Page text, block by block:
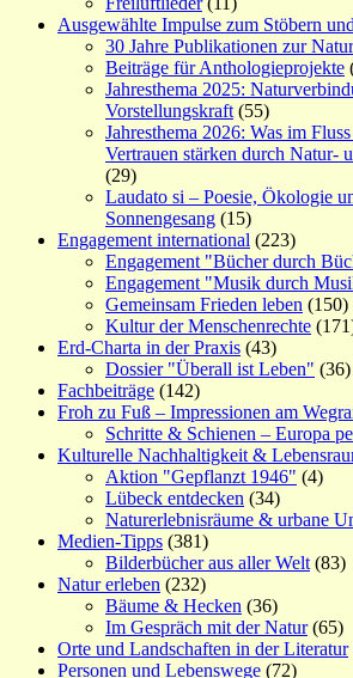
Ausgewählte Impulse zum Stöbern
30 Jahre Publikationen zur
Beiträge für Anthologieprojekte
Jahresthema 2025:
Vorstellungskraft (55)
Jahresthema 2026: Was im
Vertrauen stärken durch Natur-
(29)
Laudato si – Poesie, Ökologie
Sonnengesang (15)
Engagement international (223)
Engagement "Bücher durch
Engagement "Musik durch
Gemeinsam Frieden leben (150)
Kultur der Menschenrechte
Erd-Charta in der Praxis (43)
Dossier "Überall ist Leben" (36)
Fachbeiträge (142)
Froh zu Fuß – Impressionen am
Schritte & Schienen – Europa
Kulturelle Nachhaltigkeit &
Aktion "Gepflanzt 1946" (4)
Lübeck entdecken (34)
Naturerlebnisräume & urbane
Medien-Tipps (381)
Bilderbücher aus aller Welt (83)
Natur erleben (232)
Bäume & Hecken (36)
Im Gespräch mit der Natur(65)
Orte und Landschaften in der Literatur
Personen und Lebenswege (72)